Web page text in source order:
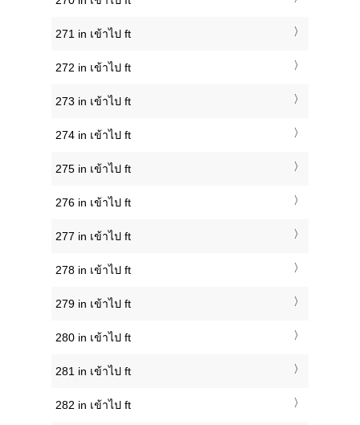
271 in เข้าไป ft
272 in เข้าไป ft
273 in เข้าไป ft
274 in เข้าไป ft
275 in เข้าไป ft
276 in เข้าไป ft
277 in เข้าไป ft
278 in เข้าไป ft
279 in เข้าไป ft
280 in เข้าไป ft
281 in เข้าไป ft
282 in เข้าไป ft